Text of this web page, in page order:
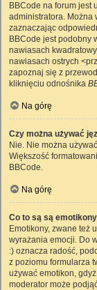
BBCode na forum jest
administratora. Można
zaznaczając
BBCode jest podobny
nawiasach
nawiasach ostrych
zapoznaj się z
kliknięciu odnośnika
Na górę
Czy można używać
Nie. Nie można
Większość
BBCode.
Na górę
Co to są są
Emotikony, zwane też
wyrażania emocji. Do
:) oznacza radość,
z poziomu formularza
używać emotikon,
moderator może